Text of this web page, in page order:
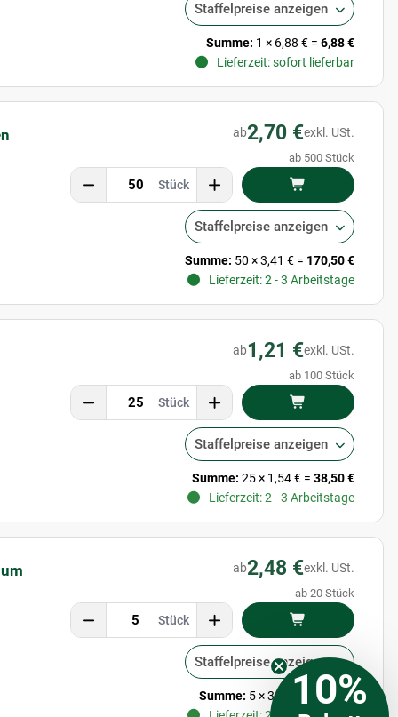
Staffelpreise anzeigen
Summe: 1 × 6,88 € = 6,88 €
Lieferzeit: sofort lieferbar
ab2,70 €exkl. USt.
ab 500 Stück
Stück
Staffelpreise anzeigen
Summe: 50 ×3,41 € = 170,50 €
Lieferzeit: 2 - 3 Arbeitstage
ab1,21 €exkl. USt.
ab 100 Stück
Stück
Staffelpreise anzeigen
Summe: 25× 1,54 € = 38,50 €
Lieferzeit: 2 - 3 Arbeitstage
ab2,48 €exkl. USt.
ab 20 Stück
Stück
Staffelpreise anzeigen
Summe: 5×3,85 €
19,25 €
10%